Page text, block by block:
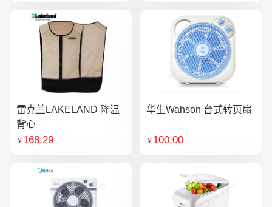
雷克兰LAKELAND 降温
背心
￥ 168.29
华生Wahson 台式转页扇
￥ 100.00